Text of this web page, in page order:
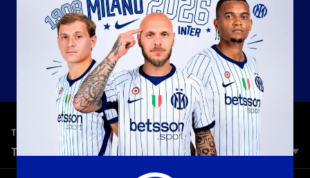
TOP 5 GOALS— 12 gen 2026
TOP 5 | INTER VS LECCE
Grandi attaccanti e gol spettacolari: rivediamo i cinque gol